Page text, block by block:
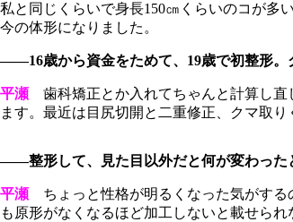
私と同じくらいで身長150㎝くらいのコが多
今の体形になりました。
――16歳から資金をためて、19歳で初整形。
平瀬 歯科矯正とか入れてちゃんと計算し直
ます。最近は目尻切開と二重修正、クマ取り
――整形して、見た目以外だと何が変わった
平瀬 ちょっと性格が明るくなった気がする
も原形がなくなるほど加工しないと載せら